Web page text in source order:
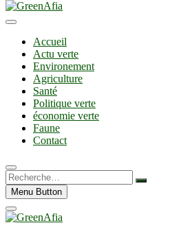
GreenAfia
Accueil
Actu verte
Environement
Agriculture
Santé
Politique verte
économie verte
Faune
Contact
Recherche…
Menu Button